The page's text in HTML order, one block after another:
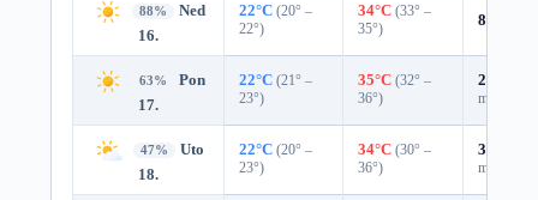
88%
Ned
16.
22°C (20° –
22°)
34°C (33° –
35°)
8%
63%
Pon
17.
22°C (21° –
23°)
35°C (32° –
36°)
29%
mm)
47%
Uto
18.
22°C (20° –
23°)
34°C (30° –
36°)
33%
mm)